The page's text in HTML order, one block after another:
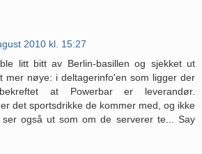
2010 kl. 15:27
litt bitt av Berlin-basillen og sjekket ut
mer nøye: i deltagerinfo'en som ligger der
at Powerbar er leverandør.
det sportsdrikke de kommer med, og ikke
også ut som om de serverer te... Say